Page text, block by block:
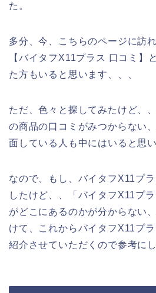
た。
多分、今、こちらのページに訪
【バイタフX11プラス 口コミ】
た方もいると思います、、、
ただ、色々と探してみたけど、
の商品の口コミがみつからない
面している人も中にはいると思い
なので、もし、バイタフX11プ
したけど、、「バイタフX11プ
がどこにあるのかが分からない
けて、これからバイタフX11プ
紹介させていただくので参考に